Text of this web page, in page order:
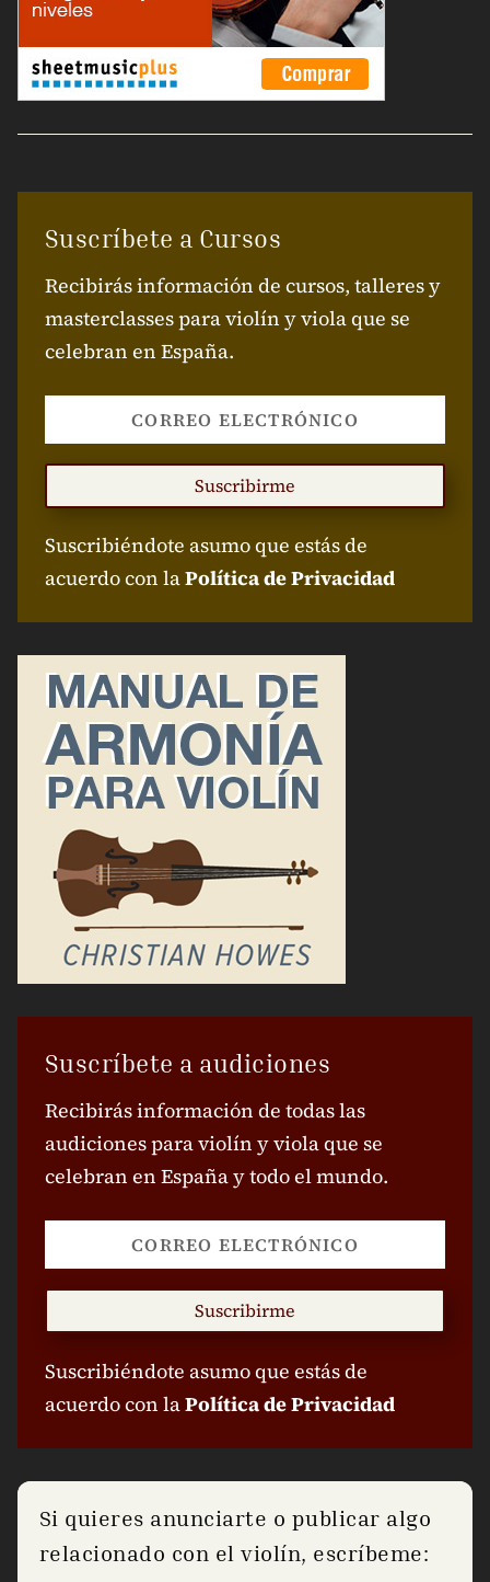
Suscríbete a Cursos
Recibirás información de cursos, talleres y
masterclasses para violín y viola que se
celebran en España.
Suscribirme
Suscribiéndote asumo que estás de
acuerdo con laPolítica de Privacidad
Suscríbete a audiciones
Recibirás información de todas las
audiciones para violín y viola que se
celebran en España y todo el mundo.
Suscribirme
Suscribiéndote asumo que estás de
acuerdo con laPolítica de Privacidad
Si quieres anunciarte o publicar algo
relacionado con el violín, escríbeme: